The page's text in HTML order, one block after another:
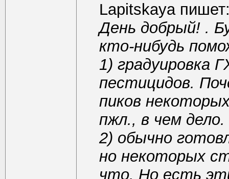
Lapitskaya
День добрый! .
кто-нибудь
1) градуировка
пестицидов.
пиков
пжл., в чем дело.
2) обычно
но некоторых
что. Но есть